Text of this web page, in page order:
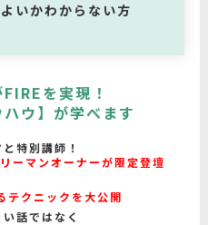
いかわからない方
を実現！
ウ】が学べます
特別講師！
ーマンオーナーが限定登壇
テクニックを大公開
話ではなく